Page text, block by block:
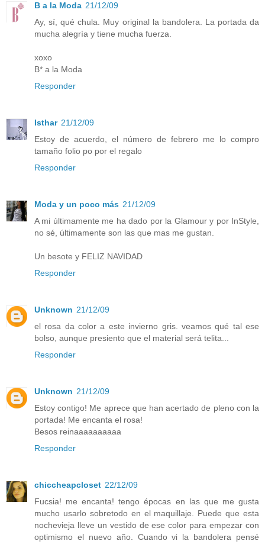
B a la Moda 21/12/09
Ay, sí, qué chula. Muy original la bandolera. La portada da
mucha alegría y tiene mucha fuerza.
xoxo
B* a la Moda
Responder
Isthar 21/12/09
Estoy de acuerdo, el número de febrero me lo compro
tamaño folio po por el regalo
Responder
Moda y un poco más 21/12/09
A mi últimamente me ha dado por la Glamour y por InStyle,
no sé, últimamente son las que mas me gustan.
Un besote y FELIZ NAVIDAD
Responder
Unknown 21/12/09
el rosa da color a este invierno gris. veamos qué tal ese
bolso, aunque presiento que el material será telita...
Responder
Unknown 21/12/09
Estoy contigo! Me aprece que han acertado de pleno con la
portada! Me encanta el rosa!
Besos reinaaaaaaaaaa
Responder
chiccheapcloset 22/12/09
Fucsia! me encanta! tengo épocas en las que me gusta
mucho usarlo sobretodo en el maquillaje. Puede que esta
nochevieja lleve un vestido de ese color para empezar con
optimismo el nuevo año. Cuando vi la bandolera pensé